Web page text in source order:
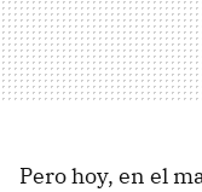
Pero hoy, en el